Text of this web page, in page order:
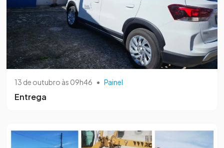
13 de outubro às 09h46 • Painel
Entrega